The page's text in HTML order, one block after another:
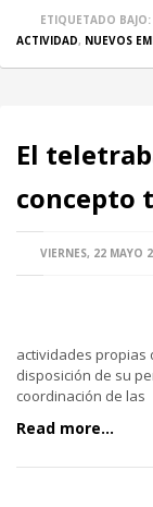
ETIQUETADO BAJO:
ACTIVIDAD, NUEVOS
El
concepto
VIERNES, 22 MAYO
actividades propias
disposición de su
coordinación de las
Read more...